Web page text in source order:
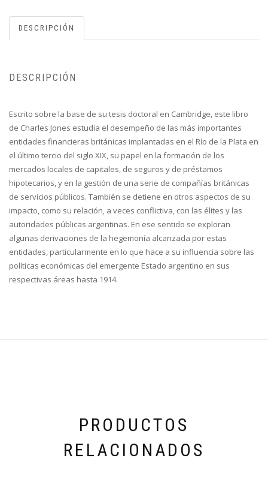
DESCRIPCIÓN
DESCRIPCIÓN
Escrito sobre la base de su tesis doctoral en Cambridge, este libro
de Charles Jones estudia el desempeño de las más importantes
entidades financieras británicas implantadas en el Río de la Plata en
el último tercio del siglo XIX, su papel en la formación de los
mercados locales de capitales, de seguros y de préstamos
hipotecarios, y en la gestión de una serie de compañías británicas
de servicios públicos. También se detiene en otros aspectos de su
impacto, como su relación, a veces conflictiva, con las élites y las
autoridades públicas argentinas. En ese sentido se exploran
algunas derivaciones de la hegemonía alcanzada por estas
entidades, particularmente en lo que hace a su influencia sobre las
políticas económicas del emergente Estado argentino en sus
respectivas áreas hasta 1914.
PRODUCTOS
RELACIONADOS